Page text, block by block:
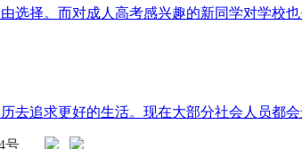
选择。而对成人高考感兴趣的新同学对学校
去追求更好的生活。现在大部分社会人员都
号